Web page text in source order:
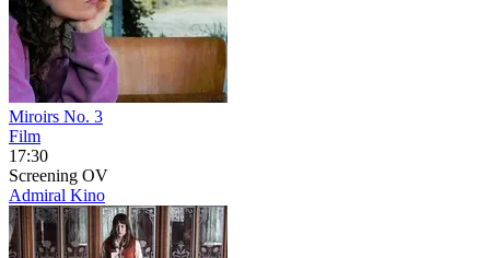
Miroirs No. 3
Film
17:30
Screening OV
Admiral Kino